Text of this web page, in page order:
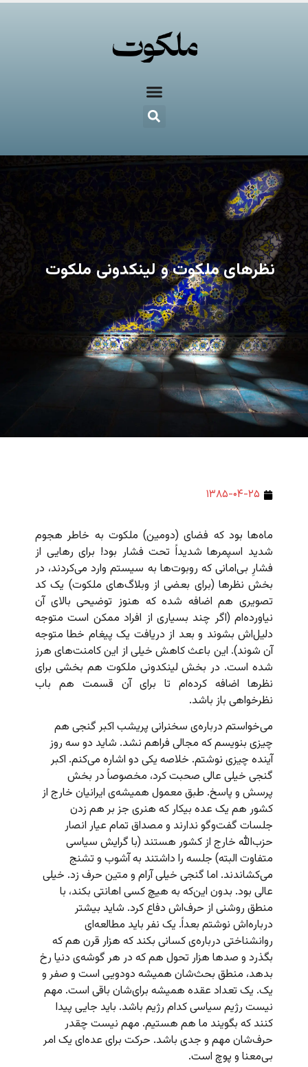
نظرهای ملکوت و لینکدونی ملکوت
۱۳۸۵-۰۴-۲۵
ماه‌ها بود که فضای (دومین) ملکوت به خاطر هجوم
شدید اسپمرها شدیداً تحت فشار بود! برای رهایی از
فشارِ بی‌امانی که روبوت‌ها به سیستم وارد می‌کردند، در
بخش نظرها (برای بعضی از وبلاگ‌های ملکوت) یک کد
تصویری هم اضافه شده که هنوز توضیحی بالای آن
نیاورده‌ام (اگر چند بسیاری از افراد ممکن است متوجه
دلیل‌اش بشوند و بعد از دریافت یک پیغام خطا متوجه
آن شوند). این باعث کاهش خیلی از این کامنت‌های هرز
شده است. در بخش لینکدونی ملکوت هم بخشی برای
نظرها اضافه کرده‌ام تا برای آن قسمت هم باب
نظرخواهی باز باشد.
می‌خواستم درباره‌ی سخنرانی پریشب اکبر گنجی هم
چیزی بنویسم که مجالی فراهم نشد. شاید دو سه روز
آینده چیزی نوشتم. خلاصه یکی دو اشاره می‌کنم. اکبر
گنجی خیلی عالی صحبت کرد، مخصوصاً در بخش
پرسش و پاسخ. طبق معمول همیشه‌ی ایرانیان خارج از
کشور هم یک عده بیکار که هنری جز بر هم زدن
جلسات گفت‌وگو ندارند و مصداق تمام عیار انصار
حزب‌الله خارج از کشور هستند (با گرایش سیاسی
متفاوت البته) جلسه را داشتند به آشوب و تشنج
می‌کشاندند. اما گنجی خیلی آرام و متین حرف زد. خیلی
عالی بود. بدون این‌که به هیچ کسی اهانتی بکند، با
منطق روشنی از حرف‌اش دفاع کرد. شاید بیشتر
درباره‌اش نوشتم بعداً. یک نفر باید مطالعه‌ای
روانشناختی درباره‌ی کسانی بکند که هزار قرن‌ هم که
بگذرد و صدها هزار تحول هم که در هر گوشه‌ی دنیا رخ
بدهد، منطق بحث‌شان همیشه دودویی است و صفر و
یک. یک تعداد عقده همیشه برای‌شان باقی است. مهم
نیست رژیم سیاسی کدام رژیم باشد. باید جایی پیدا
کنند که بگویند ما هم هستیم. مهم نیست چقدر
حرف‌شان مهم و جدی باشد. حرکت برای عده‌ای یک امر
بی‌معنا و پوچ است.